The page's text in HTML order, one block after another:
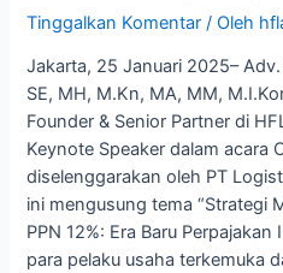
Tinggalkan Komentar / Oleh
Jakarta, 25 Januari 2025–
SE, MH, M.Kn, MA, MM,
Founder & Senior Partner di
Keynote Speaker dalam acara
diselenggarakan oleh PT
ini mengusung tema “Strategi
PPN 12%: Era Baru
para pelaku usaha terkemuka